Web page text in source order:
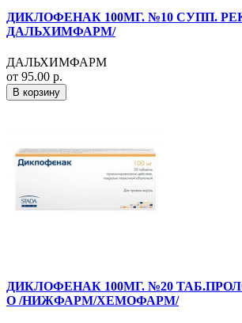
ДИКЛОФЕНАК 100МГ. №10 СУПП.
ДАЛЬХИМФАРМ/
ДАЛЬХИМФАРМ
от 95.00 р.
В корзину
ДИКЛОФЕНАК 100МГ. №20
О /НИЖФАРМ/ХЕМОФАРМ/